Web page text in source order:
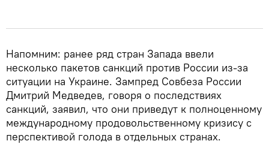
Напомним: ранее ряд стран Запада ввели
несколько пакетов санкций против России из-за
ситуации на Украине. Зампред Совбеза России
Дмитрий Медведев, говоря о последствиях
санкций, заявил, что они приведут к полноценному
международному продовольственному кризису с
перспективой голода в отдельных странах.